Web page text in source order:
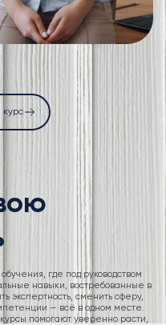
курс
где под руководством
навыки, востребованные в
экспертность, сменить сферу,
— всё в одном месте.
помогают уверенно расти,